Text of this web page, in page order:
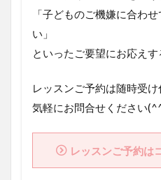
「子どものご機嫌に合わ
い」
といったご要望にお応えす
レッスンご予約は随時受
気軽にお問合せください
レッスンご予約は